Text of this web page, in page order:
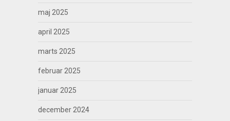
maj 2025
april 2025
marts 2025
februar 2025
januar 2025
december 2024